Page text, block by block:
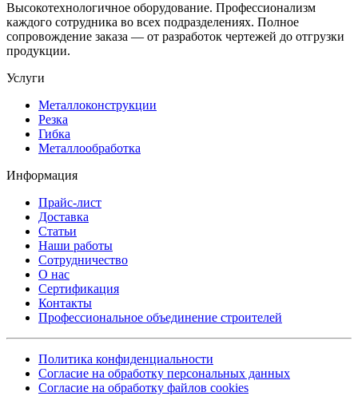
Высокотехнологичное оборудование. Профессионализм
каждого сотрудника во всех подразделениях. Полное
сопровождение заказа — от разработок чертежей до отгрузки
продукции.
Услуги
Металлоконструкции
Резка
Гибка
Металлообработка
Информация
Прайс-лист
Доставка
Статьи
Наши работы
Сотрудничество
О нас
Сертификация
Контакты
Профессиональное объединение строителей
Политика конфиденциальности
Согласие на обработку персональных данных
Согласие на обработку файлов cookies